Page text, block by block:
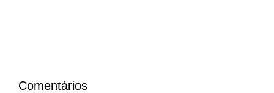
Comentários